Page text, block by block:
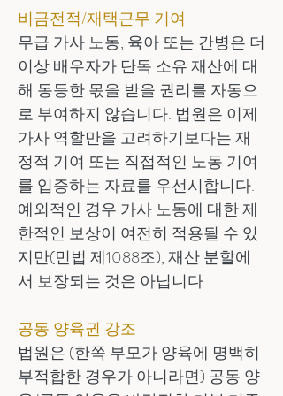
비금전적/재택근무 기여
무급 가사 노동, 육아 또는 간병은 더
이상 배우자가 단독 소유 재산에 대
해 동등한 몫을 받을 권리를 자동으
로 부여하지 않습니다. 법원은 이제
가사 역할만을 고려하기보다는 재
정적 기여 또는 직접적인 노동 기여
를 입증하는 자료를 우선시합니다.
예외적인 경우 가사 노동에 대한 제
한적인 보상이 여전히 적용될 수 있
지만(민법 제1088조), 재산 분할에
서 보장되는 것은 아닙니다.
공동 양육권 강조
법원은 (한쪽 부모가 양육에 명백히
부적합한 경우가 아니라면) 공동 양